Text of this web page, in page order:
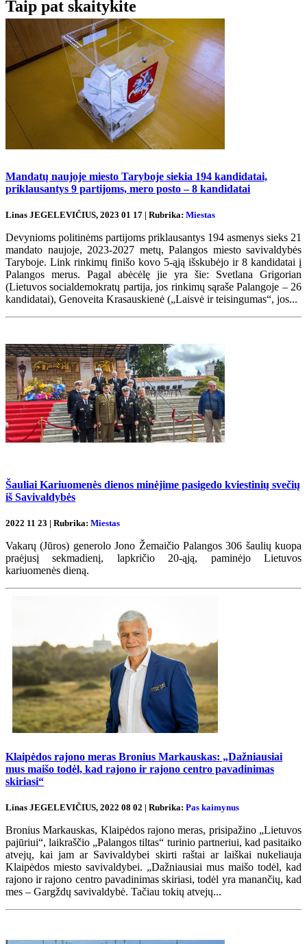
Taip pat skaitykite
Mandatų naujoje miesto Taryboje siekia 194 kandidatai,
priklausantys 9 partijoms, mero posto – 8 kandidatai
Linas JEGELEVIČIUS, 2023 01 17 | Rubrika: Miestas
Devynioms politinėms partijoms priklausantys 194 asmenys sieks 21
mandato naujoje, 2023-2027 metų, Palangos miesto savivaldybės
Taryboje. Link rinkimų finišo kovo 5-ąją išskubėjo ir 8 kandidatai į
Palangos merus. Pagal abėcėlę jie yra šie: Svetlana Grigorian
(Lietuvos socialdemokratų partija, jos rinkimų sąraše Palangoje – 26
kandidatai), Genoveita Krasauskienė („Laisvė ir teisingumas“, jos...
Šauliai Kariuomenės dienos minėjime pasigedo kviestinių svečių
iš Savivaldybės
2022 11 23 | Rubrika: Miestas
Vakarų (Jūros) generolo Jono Žemaičio Palangos 306 šaulių kuopa
praėjusį sekmadienį, lapkričio 20-ąją, paminėjo Lietuvos
kariuomenės dieną.
Klaipėdos rajono meras Bronius Markauskas: „Dažniausiai
mus maišo todėl, kad rajono ir rajono centro pavadinimas
skiriasi“
Linas JEGELEVIČIUS, 2022 08 02 | Rubrika: Pas kaimynus
Bronius Markauskas, Klaipėdos rajono meras, prisipažino „Lietuvos
pajūriui“, laikraščio „Palangos tiltas“ turinio partneriui, kad pasitaiko
atvejų, kai jam ar Savivaldybei skirti raštai ar laiškai nukeliauja
Klaipėdos miesto savivaldybei. „Dažniausiai mus maišo todėl, kad
rajono ir rajono centro pavadinimas skiriasi, todėl yra manančių, kad
mes – Gargždų savivaldybė. Tačiau tokių atvejų...